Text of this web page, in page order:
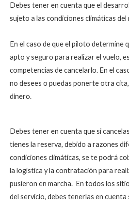
Debes tener en cuenta que el
sujeto a las condiciones climáticas del
En el caso de que el piloto determine
apto y seguro para realizar el vuelo,
competencias de cancelarlo. En el
no desees o puedas ponerte otra
dinero.
Debes tener en cuenta que si
tienes la reserva, debido a razones
condiciones climáticas, se te podrá
la logística y la contratación para
pusieron en marcha. En todos los
del servicio, debes tenerlas en cuenta